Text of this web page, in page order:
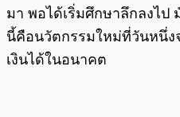
มา พอได้เริ่มศึกษาลึกลงไป
นี้คือนวัตกรรมใหม่ที่วันหนึ่ง
เงินได้ในอนาคต